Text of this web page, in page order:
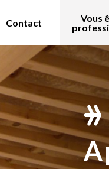
Contact
Vous